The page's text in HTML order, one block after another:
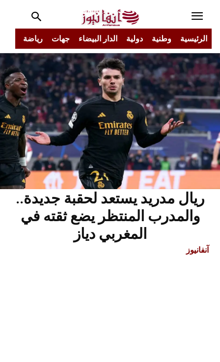
الرئيسية وطنية دولية الدار البيضاء جهات رياضة
ريال مدريد يستعد لحقبة جديدة..
والمدرب المنتظر يضع ثقته في
المغربي دياز
آنفانيوز